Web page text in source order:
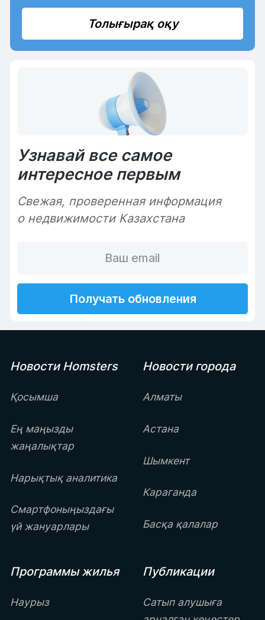
Толығырақ оқу
Узнавай все самое
интересное первым
Cвежая, проверенная информация
о недвижимости Казахстана
Получать обновления
Новости Homsters
Қосымша
Ең маңызды
жаңалықтар
Нарықтық аналитика
Смартфоныңыздағы
үй жануарлары
Новости города
Алматы
Астана
Шымкент
Караганда
Басқа қалалар
Программы жилья
Наурыз
Публикации
Сатып алушыға